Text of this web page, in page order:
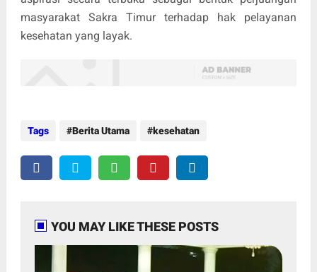
masyarakat Sakra Timur terhadap hak pelayanan
kesehatan yang layak.
Tags Berita Utama kesehatan
YOU MAY LIKE THESE POSTS